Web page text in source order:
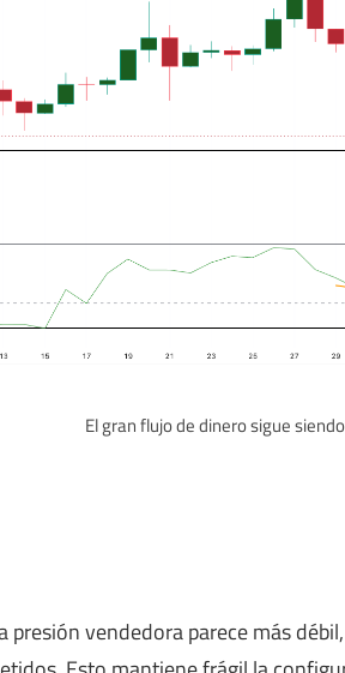
El gran flujo de dinero sigue
presión vendedora parece más